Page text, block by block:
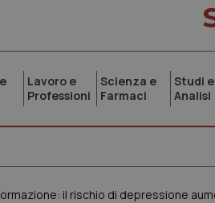
Lavoro e
Professioni
Scienza e
Farmaci
Studi e
Analisi
il rischio di depressione